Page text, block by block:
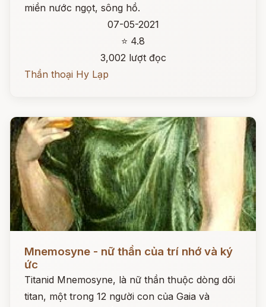
miền nước ngọt, sông hồ.
07-05-2021
⭐ 4.8
3,002 lượt đọc
Thần thoại Hy Lạp
Mnemosyne - nữ thần của trí nhớ và ký
ức
Titanid Mnemosyne, là nữ thần thuộc dòng dõi
titan, một trong 12 người con của Gaia và